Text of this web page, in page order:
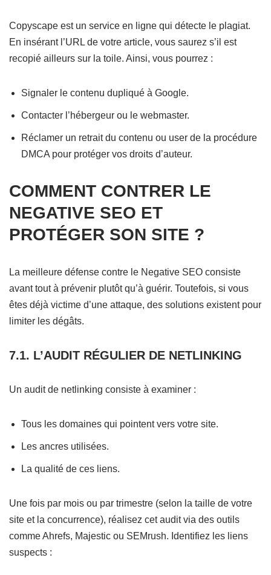
Copyscape est un service en ligne qui détecte le plagiat.
En insérant l’URL de votre article, vous saurez s’il est
recopié ailleurs sur la toile. Ainsi, vous pourrez :
Signaler le contenu dupliqué à Google.
Contacter l’hébergeur ou le webmaster.
Réclamer un retrait du contenu ou user de la procédure
DMCA pour protéger vos droits d’auteur.
COMMENT CONTRER LE
NEGATIVE SEO ET
PROTÉGER SON SITE ?
La meilleure défense contre le Negative SEO consiste
avant tout à prévenir plutôt qu’à guérir. Toutefois, si vous
êtes déjà victime d’une attaque, des solutions existent pour
limiter les dégâts.
7.1. L’AUDIT RÉGULIER DE NETLINKING
Un audit de netlinking consiste à examiner :
Tous les domaines qui pointent vers votre site.
Les ancres utilisées.
La qualité de ces liens.
Une fois par mois ou par trimestre (selon la taille de votre
site et la concurrence), réalisez cet audit via des outils
comme Ahrefs, Majestic ou SEMrush. Identifiez les liens
suspects :